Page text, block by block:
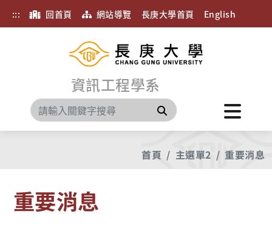
::: 回首頁 網站導覽 長庚大學首頁 English
資訊工程學系
搜尋
首頁 主選單2 重要消息
重要消息